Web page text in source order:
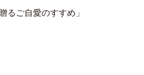
ご自愛のすすめ」